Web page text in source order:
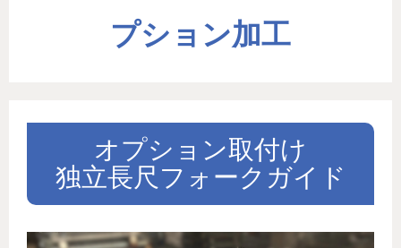
製造工場
会社情報
お問い合わせ
プション加工
オプション取付け
独立長尺フォークガイド